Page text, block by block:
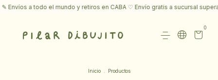
a todo el mundo y retiros en CABA ♡ Envío gratis a sucursal superando
0
Inicio Productos